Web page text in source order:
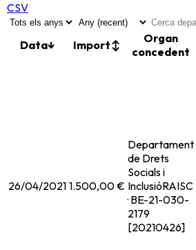
CSV
Data↓ Import↕
Organ
concedent
26/04/2021 1.500,00 €
Departament
de Drets
Socials i
InclusióRAISC
· BE-21-030-
2179
[20210426]